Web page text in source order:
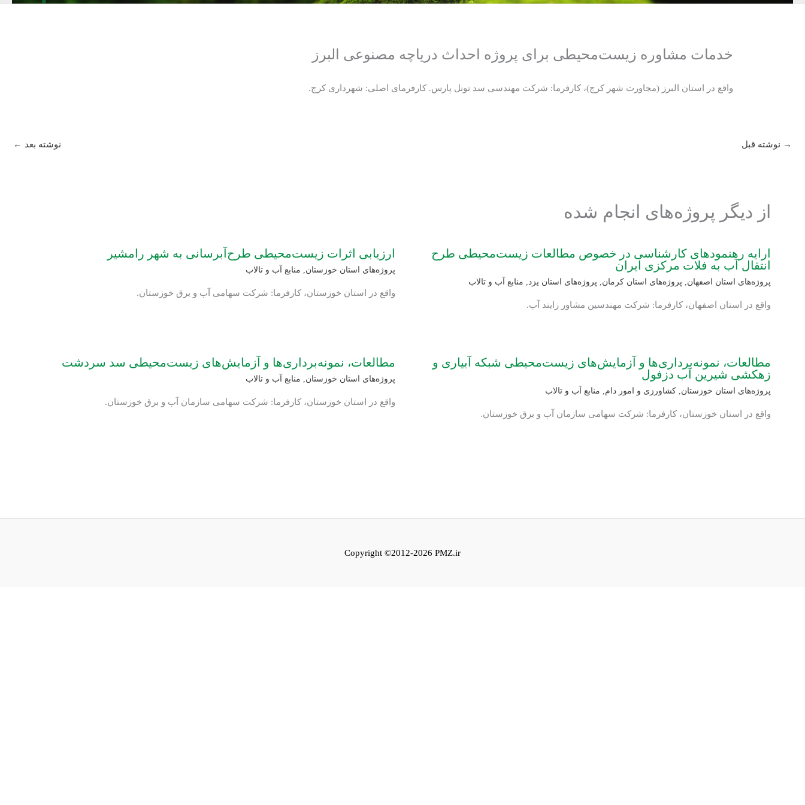
خدمات مشاوره زیست‌محیطی برای پروژه احداث دریاچه مصنوعی البرز
واقع در استان البرز (مجاورت شهر کرج)، کارفرما: شرکت مهندسی سد تونل پارس. کارفرمای اصلی: شهرداری کرج.
→ نوشته قبل نوشته بعد ←
از دیگر پروژه‌های انجام شده
ارایه رهنمودهای کارشناسی در خصوص مطالعات زیست‌محیطی طرح
انتقال آب به فلات مرکزی ایران
پروژه‌های استان اصفهان, پروژه‌های استان کرمان, پروژه‌های استان یزد, منابع آب و تالاب
واقع در استان اصفهان، کارفرما: شرکت مهندسین مشاور زایند آب.
ارزیابی اثرات زیست‌محیطی طرح‌آبرسانی به شهر رامشیر
پروژه‌های استان خوزستان, منابع آب و تالاب
واقع در استان خوزستان، کارفرما: شرکت سهامی آب و برق خوزستان.
مطالعات، نمونه‌برداری‌ها و آزمایش‌های زیست‌محیطی شبکه آبیاری و
زهکشی شیرین آب دزفول
پروژه‌های استان خوزستان,کشاورزی و امور دام, منابع آب و تالاب
واقع در استان خوزستان، کارفرما: شرکت سهامی سازمان آب و برق خوزستان.
مطالعات، نمونه‌برداری‌ها و آزمایش‌های زیست‌محیطی سد سردشت
پروژه‌های استان خوزستان, منابع آب و تالاب
واقع در استان خوزستان، کارفرما: شرکت سهامی سازمان آب و برق خوزستان.
Copyright ©2012-2026 PMZ.ir